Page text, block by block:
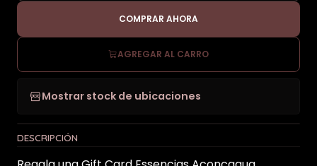
AGREGAR AL CARRO
COMPRAR AHORA
Mostrar stock de ubicaciones
DESCRIPCIÓN